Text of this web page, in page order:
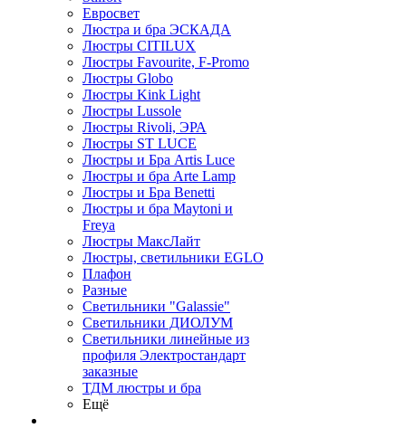
Евросвет
Люстра и бра ЭСКАДА
Люстры CITILUX
Люстры Favourite, F-Promo
Люстры Globo
Люстры Kink Light
Люстры Lussole
Люстры Rivoli, ЭРА
Люстры ST LUCE
Люстры и Бра Artis Luce
Люстры и бра Arte Lamp
Люстры и Бра Benetti
Люстры и бра Maytoni и
Freya
Люстры МаксЛайт
Люстры, светильники EGLO
Плафон
Разные
Светильники "Galassie"
Светильники ДИОЛУМ
Светильники линейные из
профиля Электростандарт
заказные
ТДМ люстры и бра
Ещё